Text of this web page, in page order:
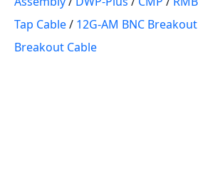
Tap Cable/ 12G-AM BNC
Breakout Cable